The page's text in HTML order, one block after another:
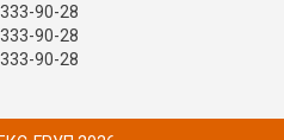
90-28
90-28
90-28